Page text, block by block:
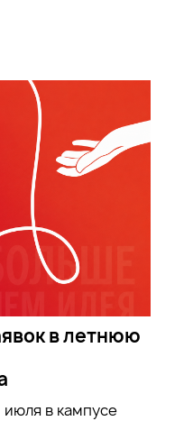
в летнюю
июля в кампусе